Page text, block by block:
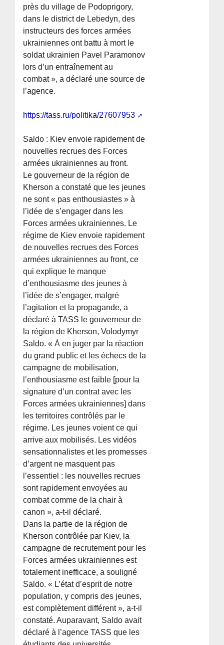
près du village de Podoprigory,
dans le district de Lebedyn, des
instructeurs des forces armées
ukrainiennes ont battu à mort le
soldat ukrainien Pavel Paramonov
lors d’un entraînement au
combat », a déclaré une source de
l’agence.
https://tass.ru/politika/27607953
Saldo : Kiev envoie rapidement de
nouvelles recrues des Forces
armées ukrainiennes au front.
Le gouverneur de la région de
Kherson a constaté que les jeunes
ne sont « pas enthousiastes » à
l’idée de s’engager dans les
Forces armées ukrainiennes. Le
régime de Kiev envoie rapidement
de nouvelles recrues des Forces
armées ukrainiennes au front, ce
qui explique le manque
d’enthousiasme des jeunes à
l’idée de s’engager, malgré
l’agitation et la propagande, a
déclaré à TASS le gouverneur de
la région de Kherson, Volodymyr
Saldo. « À en juger par la réaction
du grand public et les échecs de la
campagne de mobilisation,
l’enthousiasme est faible [pour la
signature d’un contrat avec les
Forces armées ukrainiennes] dans
les territoires contrôlés par le
régime. Les jeunes voient ce qui
arrive aux mobilisés. Les vidéos
sensationnalistes et les promesses
d’argent ne masquent pas
l’essentiel : les nouvelles recrues
sont rapidement envoyées au
combat comme de la chair à
canon », a-t-il déclaré.
Dans la partie de la région de
Kherson contrôlée par Kiev, la
campagne de recrutement pour les
Forces armées ukrainiennes est
totalement inefficace, a souligné
Saldo. « L’état d’esprit de notre
population, y compris des jeunes,
est complètement différent », a-t-il
constaté. Auparavant, Saldo avait
déclaré à l’agence TASS que les